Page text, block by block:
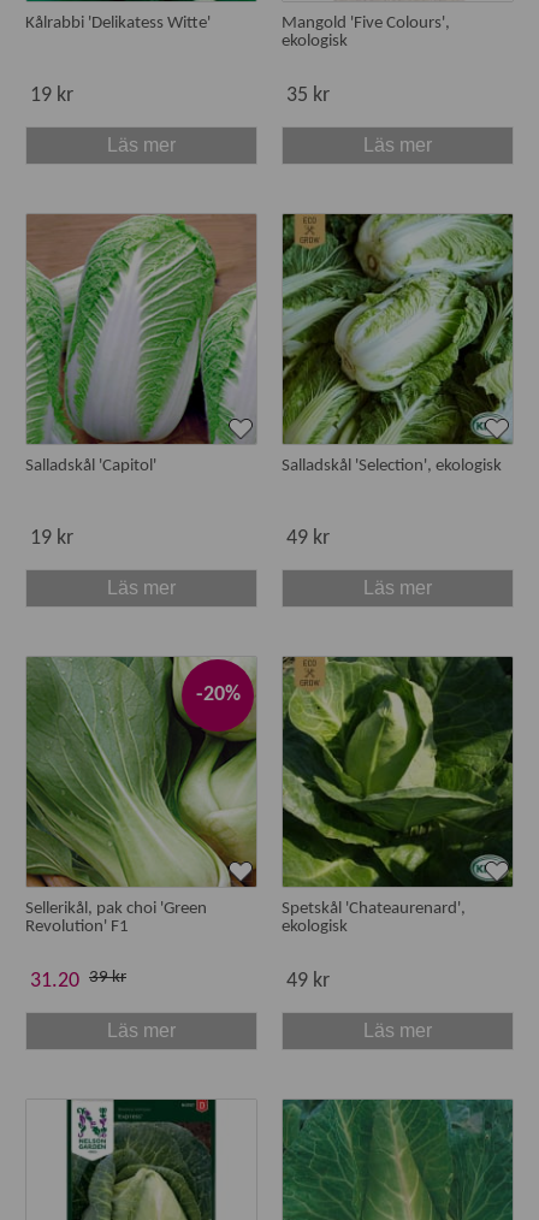
Kålrabbi 'Delikatess Witte'
19 kr
Läs mer
Mangold 'Five Colours',
ekologisk
35 kr
Läs mer
Salladskål 'Capitol'
19 kr
Läs mer
Salladskål 'Selection', ekologisk
49 kr
Läs mer
-20%
Sellerikål, pak choi 'Green
Revolution' F1
31.20 39 kr
Läs mer
Spetskål 'Chateaurenard',
ekologisk
49 kr
Läs mer